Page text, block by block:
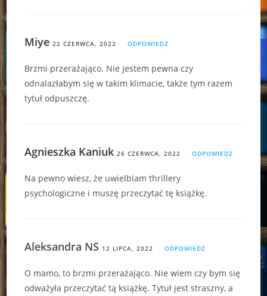
Miye 22 CZERWCA, 2022 ODPOWIEDZ
Brzmi przerażająco. Nie jestem pewna czy
odnalazłabym się w takim klimacie, także tym razem
tytuł odpuszczę.
Agnieszka Kaniuk 26 CZERWCA, 2022 ODPOWIEDZ
Na pewno wiesz, że uwielbiam thrillery
psychologiczne i muszę przeczytać tę książkę.
Aleksandra NS 12 LIPCA, 2022 ODPOWIEDZ
O mamo, to brzmi przerażająco. Nie wiem czy bym się
odważyła przeczytać tą książkę. Tytuł jest straszny, a